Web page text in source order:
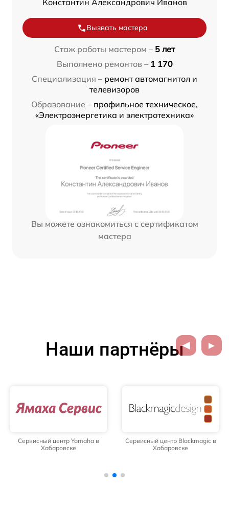
Константин Александрович Иванов
Вызвать мастера
Стаж работы мастером – 5 лет
Выполнено ремонтов – 1 170
Специализация – ремонт автомагнитол и
телевизоров
Образование – профильное техническое,
«Электроэнергетика и электротехника»
Вы можете ознакомиться с сертификатом
мастера
Наши партнёры
Сервисный центр Yamaha в
Хабаровске
Сервисный центр Blackmagic в
Хабаровске